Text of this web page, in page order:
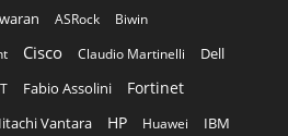
ASRock
Biwin
Cisco Claudio Martinelli Dell
Fabio Assolini Fortinet
Vantara HP Huawei IBM